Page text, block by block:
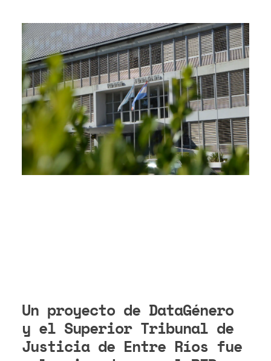
Un proyecto de DataGénero
y el Superior Tribunal de
Justicia de Entre Ríos fue